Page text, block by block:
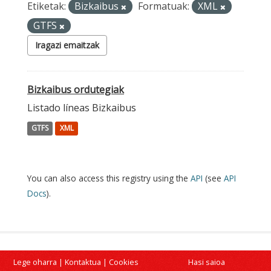
Etiketak: Bizkaibus Formatuak:
XML
GTFS
Iragazi emaitzak
Bizkaibus ordutegiak
Listado líneas Bizkaibus
GTFS XML
You can also access this registry using the API (see API
Docs).
Lege oharra | Kontaktua | Cookies Hasi saioa